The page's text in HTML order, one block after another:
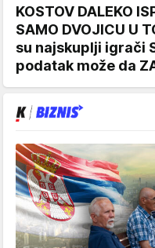
KOSTOV DALEKO
SAMO DVOJICU U
su najskuplji igrači
podatak može da